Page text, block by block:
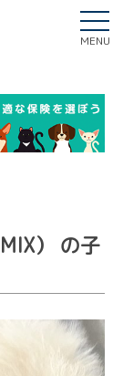
MENU
） の子